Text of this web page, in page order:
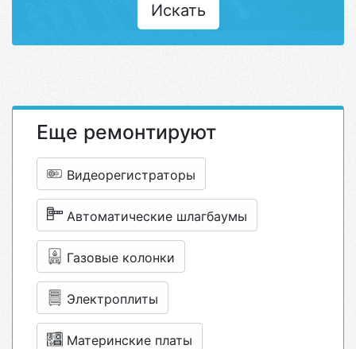
Искать
Еще ремонтируют
Видеорегистраторы
Автоматические шлагбаумы
Газовые колонки
Электроплиты
Материнские платы